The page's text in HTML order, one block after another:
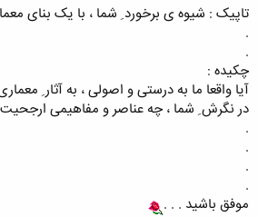
تاپیک : شیوه ی برخورد ِ شما ، با یک بنای
.
.
چکیده :
آیا واقعا ما به درستی و اصولی ، به آثار
در نگرش ِ شما ، چه عناصر و مفاهیمی ارجحیت
.
.
.
.
موفق باشید . . .